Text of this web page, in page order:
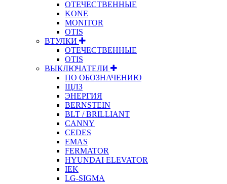
ОТЕЧЕСТВЕННЫЕ
KONE
MONITOR
OTIS
ВТУЛКИ
ОТЕЧЕСТВЕННЫЕ
OTIS
ВЫКЛЮЧАТЕЛИ
ПО ОБОЗНАЧЕНИЮ
ЩЛЗ
ЭНЕРГИЯ
BERNSTEIN
BLT / BRILLIANT
CANNY
CEDES
EMAS
FERMATOR
HYUNDAI ELEVATOR
IEK
LG-SIGMA